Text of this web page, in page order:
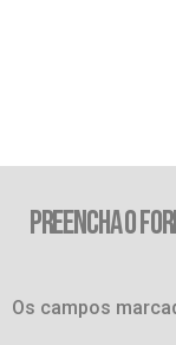
PREENCHA O
Os campos